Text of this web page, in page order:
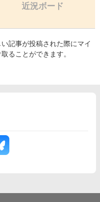
近況ボード
記事が投稿された際にマイ
ることができます。